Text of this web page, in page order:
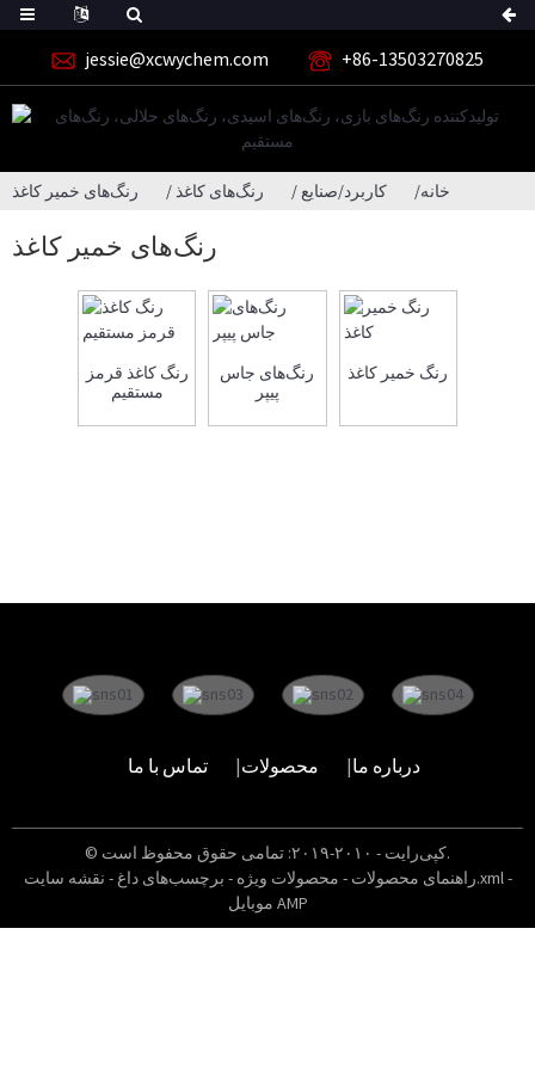
jessie@xcwychem.com ‎+86-13503270825‎
خانه کاربرد/صنایع رنگ‌های کاغذ رنگ‌های خمیر کاغذ
رنگ‌های خمیر کاغذ
رنگ کاغذ قرمز
مستقیم
رنگ‌های جاس
پیپر
رنگ خمیر کاغذ
درباره ما محصولات تماس با ما
© کپی‌رایت - ۲۰۱۰-۲۰۱۹: تمامی حقوق محفوظ است.
راهنمای محصولات - محصولات ویژه - برچسب‌های داغ - نقشه سایت.xml-
موبایل AMP